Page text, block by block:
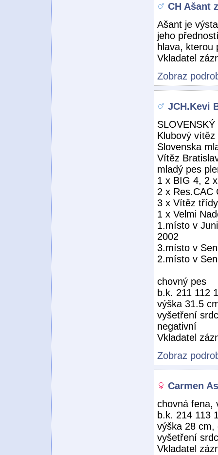
CH Ašant
Ašant je
jeho
hlava, kterou
Vkladatel
Zobraz
JCH.Kevi
Klubový
Slovenska
Vítěz
mladý pes
1 x BIG 4, 2
2 x Res.CAC
3 x Vítěz
1 x Velmi
1.místo v
2002
3.místo v
2.místo v
chovný pes
b.k. 211 112
výška 31.5
vyšetření
negativní
Vkladatel
Zobraz
Carmen
chovná fena,
b.k. 214 113
výška 28 cm,
vyšetření
Vkladatel